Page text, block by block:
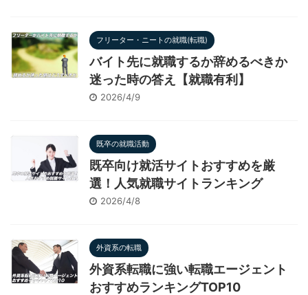
フリーター・ニートの就職(転職)
バイト先に就職するか辞めるべきか
迷った時の答え【就職有利】
2026/4/9
既卒の就職活動
既卒向け就活サイトおすすめを厳
選！人気就職サイトランキング
2026/4/8
外資系の転職
外資系転職に強い転職エージェント
おすすめランキングTOP10